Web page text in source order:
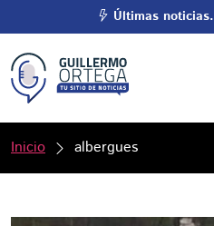
Últimas noticias.
Inicio albergues